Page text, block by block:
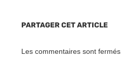
PARTAGER CET ARTICLE
Les commentaires sont fermés.